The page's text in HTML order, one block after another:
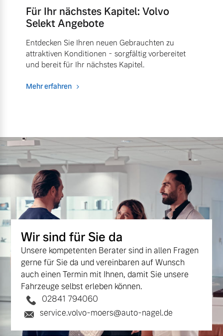
Für Ihr nächstes Kapitel: Volvo
Selekt Angebote
Entdecken Sie Ihren neuen Gebrauchten zu
attraktiven Konditionen - sorgfältig vorbereitet
und bereit für Ihr nächstes Kapitel.
Mehr erfahren
Wir sind für Sie da
Unsere kompetenten Berater sind in allen Fragen
gerne für Sie da und vereinbaren auf Wunsch
auch einen Termin mit Ihnen, damit Sie unsere
Fahrzeuge selbst erleben können.
02841 794060
service.volvo-moers@auto-nagel.de